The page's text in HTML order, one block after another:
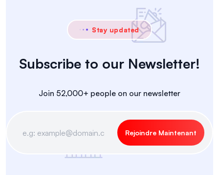
Stay updated
Subscribe to our Newsletter!
Join 52,000+ people on our newsletter
Rejoindre Maintenant